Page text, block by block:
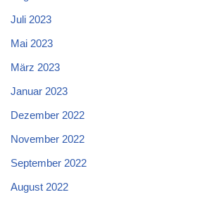
Juli 2023
Mai 2023
März 2023
Januar 2023
Dezember 2022
November 2022
September 2022
August 2022